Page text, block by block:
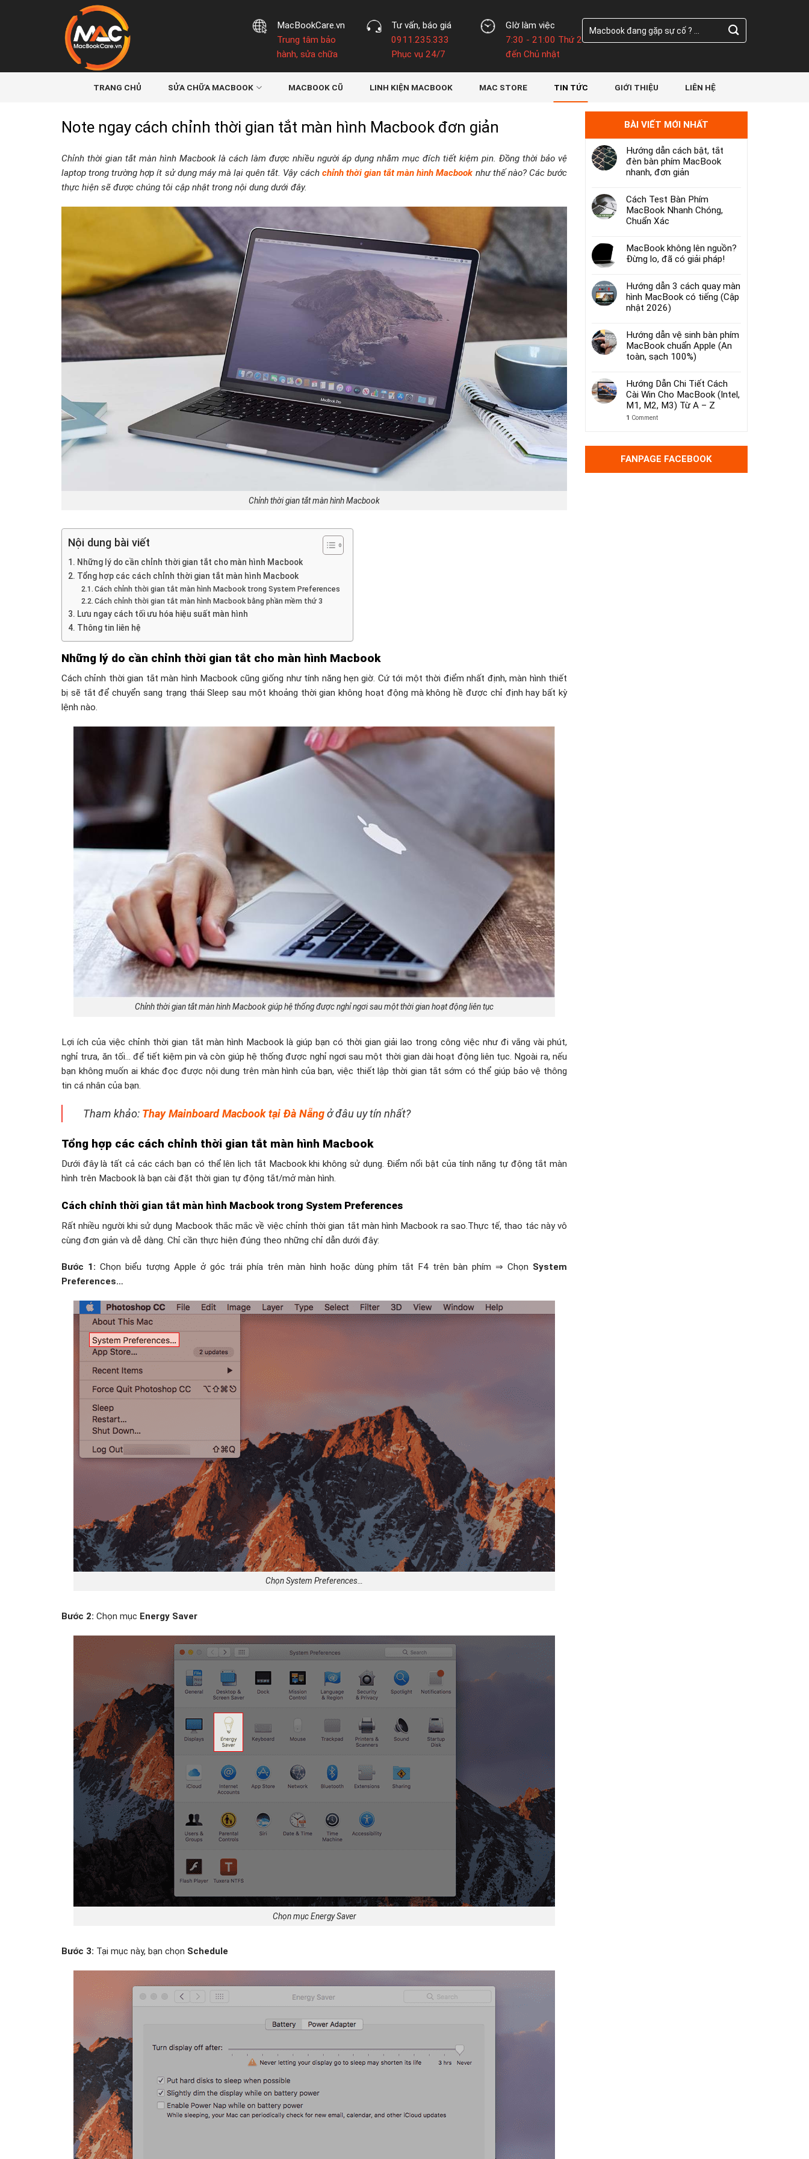
MacBookCare.vn
Trung tâm bảo
hành, sửa chữa
Tư vấn, báo giá
0911.235.333
Phục vụ 24/7
GIờ làm việc
7:30 - 21:00 Thứ 2
đến Chủ nhật
Tìm
kiếm:
TRANG CHỦ SỬA CHỮA MACBOOK MACBOOK CŨ LINH KIỆN MACBOOK MAC STORE TIN TỨC GIỚI THIỆU LIÊN HỆ
Note ngay cách chỉnh thời gian tắt màn hình Macbook đơn giản
Chỉnh thời gian tắt màn hình Macbook là cách làm được nhiều người áp dụng nhằm mục đích tiết kiệm pin. Đồng thời bảo vệ
laptop trong trường hợp ít sử dụng máy mà lại quên tắt. Vậy cách chỉnh thời gian tắt màn hình Macbooknhư thế nào? Các bước
thực hiện sẽ được chúng tôi cập nhật trong nội dung dưới đây.
Chỉnh thời gian tắt màn hình Macbook
Nội dung bài viết
Những lý do cần chỉnh thời gian tắt cho màn hình Macbook
Tổng hợp các cách chỉnh thời gian tắt màn hình Macbook
Cách chỉnh thời gian tắt màn hình Macbook trong System Preferences
Cách chỉnh thời gian tắt màn hình Macbook bằng phần mềm thứ 3
Lưu ngay cách tối ưu hóa hiệu suất màn hình
Thông tin liên hệ
Những lý do cần chỉnh thời gian tắt cho màn hình Macbook
Cách chỉnh thời gian tắt màn hình Macbook cũng giống như tính năng hẹn giờ. Cứ tới một thời điểm nhất định, màn hình thiết
bị sẽ tắt để chuyển sang trạng thái Sleep sau một khoảng thời gian không hoạt động mà không hề được chỉ định hay bất kỳ
lệnh nào.
Chỉnh thời gian tắt màn hình Macbookgiúp hệ thống được nghỉ ngơi sau một thời gian hoạt động liên tục
Lợi ích của việc chỉnh thời gian tắt màn hình Macbook là giúp bạn có thời gian giải lao trong công việc như đi vắng vài phút,
nghỉ trưa, ăn tối… để tiết kiệm pin và còn giúp hệ thống được nghỉ ngơi sau một thời gian dài hoạt động liên tục. Ngoài ra, nếu
bạn không muốn ai khác đọc được nội dung trên màn hình của bạn, việc thiết lập thời gian tắt sớm có thể giúp bảo vệ thông
tin cá nhân của bạn.
Tham khảo: Thay Mainboard Macbook tại Đà Nẵngở đâu uy tín nhất?
Tổng hợp các cách chỉnh thời gian tắt màn hình Macbook
Dưới đây là tất cả các cách bạn có thể lên lịch tắt Macbook khi không sử dụng. Điểm nổi bật của tính năng tự động tắt màn
hình trên Macbook là bạn cài đặt thời gian tự động tắt/mở màn hình.
Cách chỉnh thời gian tắt màn hình Macbook trong System Preferences
Rất nhiều người khi sử dụng Macbook thắc mắc về việc chỉnh thời gian tắt màn hình Macbook ra sao.Thực tế, thao tác này vô
cùng đơn giản và dễ dàng. Chỉ cần thực hiện đúng theo những chỉ dẫn dưới đây:
Bước 1: Chọn biểu tượng Apple ở góc trái phía trên màn hình hoặc dùng phím tắt F4 trên bàn phím ⇒ Chọn System
Preferences…
Chọn System Preferences…
Bước 2: Chọn mục Energy Saver
Chọn mục Energy Saver
Bước 3: Tại mục này, bạn chọn Schedule
BÀI VIẾT MỚI NHẤT
Hướng dẫn cách bật, tắt
đèn bàn phím MacBook
nhanh, đơn giản
Cách Test Bàn Phím
MacBook Nhanh Chóng,
Chuẩn Xác
MacBook không lên nguồn?
Đừng lo, đã có giải pháp!
Hướng dẫn 3 cách quay màn
hình MacBook có tiếng (Cập
nhật 2026)
Hướng dẫn vệ sinh bàn phím
MacBook chuẩn Apple (An
toàn, sạch 100%)
Hướng Dẫn Chi Tiết Cách
Cài Win Cho MacBook (Intel,
M1, M2, M3) Từ A – Z
1 Comment
FANPAGE FACEBOOK